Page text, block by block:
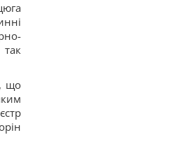
так
що